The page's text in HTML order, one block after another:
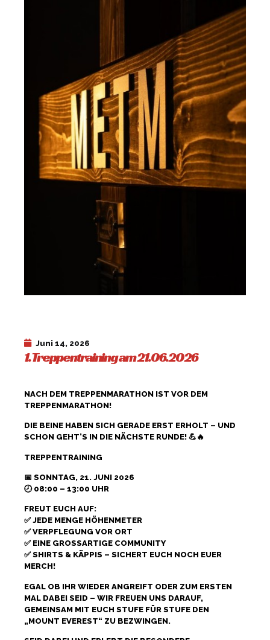
Juni 14, 2026
1. Treppentraining am 21.06.2026
NACH DEM TREPPENMARATHON IST VOR DEM
TREPPENMARATHON!
DIE BEINE HABEN SICH GERADE ERST ERHOLT – UND
SCHON GEHT’S IN DIE NÄCHSTE RUNDE! 💪🔥
TREPPENTRAINING
📅 SONNTAG, 21. JUNI 2026
🕗 08:00 – 13:00 UHR
FREUT EUCH AUF:
✅ JEDE MENGE HÖHENMETER
✅ VERPFLEGUNG VOR ORT
✅ EINE GROSSARTIGE COMMUNITY
✅ SHIRTS & KÄPPIS – SICHERT EUCH NOCH EUER
MERCH!
EGAL OB IHR WIEDER ANGREIFT ODER ZUM ERSTEN
MAL DABEI SEID – WIR FREUEN UNS DARAUF,
GEMEINSAM MIT EUCH STUFE FÜR STUFE DEN
„MOUNT EVEREST“ ZU BEZWINGEN.